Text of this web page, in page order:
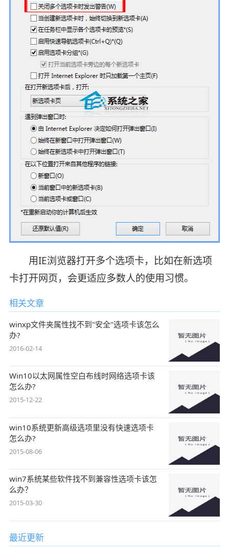
用IE浏览器打开多个选项卡，比如在新选项
卡打开网页，会更适应多数人的使用习惯。
相关文章
winxp文件夹属性找不到"安全"选项卡该怎么
办?
2016-02-14
Win10以太网属性空白布线时网络选项卡该
怎么办?
2015-12-22
win10系统更新高级选项里没有快速选项卡
怎么办?
2015-08-06
win7系统某些软件找不到兼容性选项卡该怎
么办？
2015-03-30
最近更新